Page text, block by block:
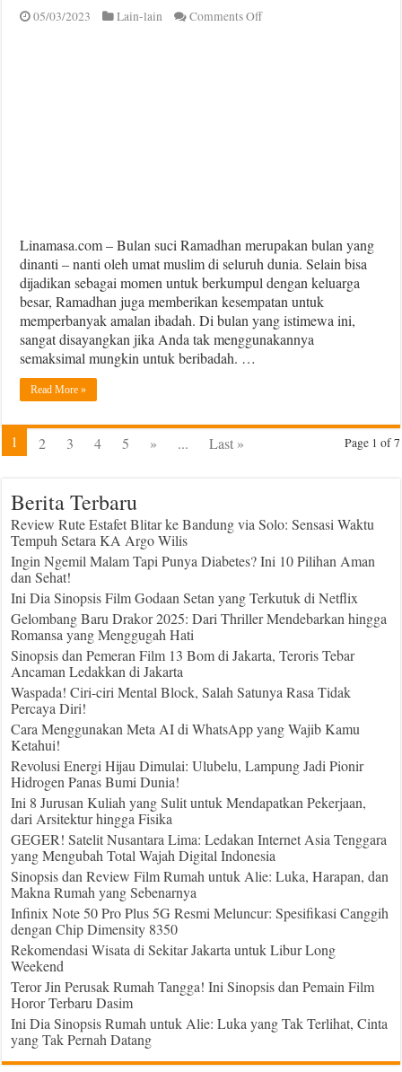
05/03/2023 Lain-lain Comments Offon
Linamasa.com – Bulan suci Ramadhan merupakan bulan yang
dinanti – nanti oleh umat muslim di seluruh dunia. Selain bisa
dijadikan sebagai momen untuk berkumpul dengan keluarga
besar, Ramadhan juga memberikan kesempatan untuk
memperbanyak amalan ibadah. Di bulan yang istimewa ini,
sangat disayangkan jika Anda tak menggunakannya
semaksimal mungkin untuk beribadah. …
Read More »
Page 1 of 7
1 2 3 4 5 » ... Last »
Berita Terbaru
Review Rute Estafet Blitar ke Bandung via Solo: Sensasi Waktu
Tempuh Setara KA Argo Wilis
Ingin Ngemil Malam Tapi Punya Diabetes? Ini 10 Pilihan Aman
dan Sehat!
Ini Dia Sinopsis Film Godaan Setan yang Terkutuk di Netflix
Gelombang Baru Drakor 2025: Dari Thriller Mendebarkan hingga
Romansa yang Menggugah Hati
Sinopsis dan Pemeran Film 13 Bom di Jakarta, Teroris Tebar
Ancaman Ledakkan di Jakarta
Waspada! Ciri-ciri Mental Block, Salah Satunya Rasa Tidak
Percaya Diri!
Cara Menggunakan Meta AI di WhatsApp yang Wajib Kamu
Ketahui!
Revolusi Energi Hijau Dimulai: Ulubelu, Lampung Jadi Pionir
Hidrogen Panas Bumi Dunia!
Ini 8 Jurusan Kuliah yang Sulit untuk Mendapatkan Pekerjaan,
dari Arsitektur hingga Fisika
GEGER! Satelit Nusantara Lima: Ledakan Internet Asia Tenggara
yang Mengubah Total Wajah Digital Indonesia
Sinopsis dan Review Film Rumah untuk Alie: Luka, Harapan, dan
Makna Rumah yang Sebenarnya
Infinix Note 50 Pro Plus 5G Resmi Meluncur: Spesifikasi Canggih
dengan Chip Dimensity 8350
Rekomendasi Wisata di Sekitar Jakarta untuk Libur Long
Weekend
Teror Jin Perusak Rumah Tangga! Ini Sinopsis dan Pemain Film
Horor Terbaru Dasim
Ini Dia Sinopsis Rumah untuk Alie: Luka yang Tak Terlihat, Cinta
yang Tak Pernah Datang